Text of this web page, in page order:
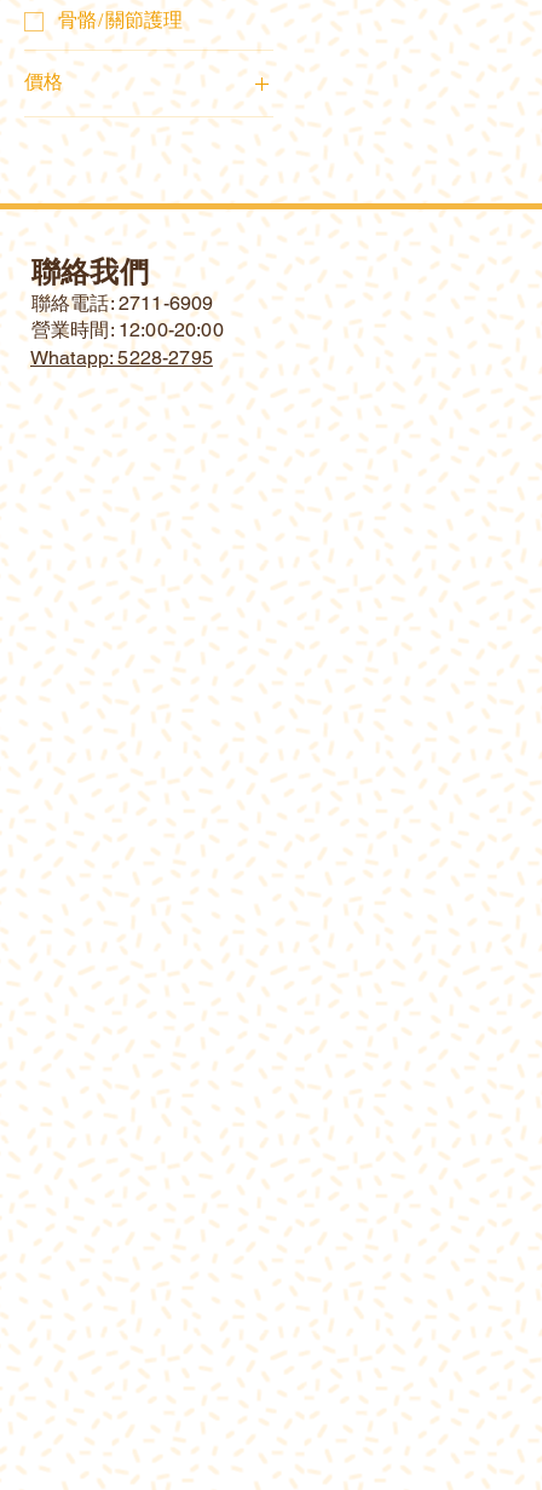
骨骼/關節護理
價格
HK$7 HK$550
聯絡我們
​聯絡電話: 2711-6909
營業時間: 12:00-20:00
Whatapp: 5228-2795